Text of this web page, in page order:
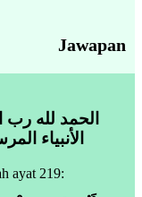
Jawapan
الحمد لله
الأنبياء
ayat 219: